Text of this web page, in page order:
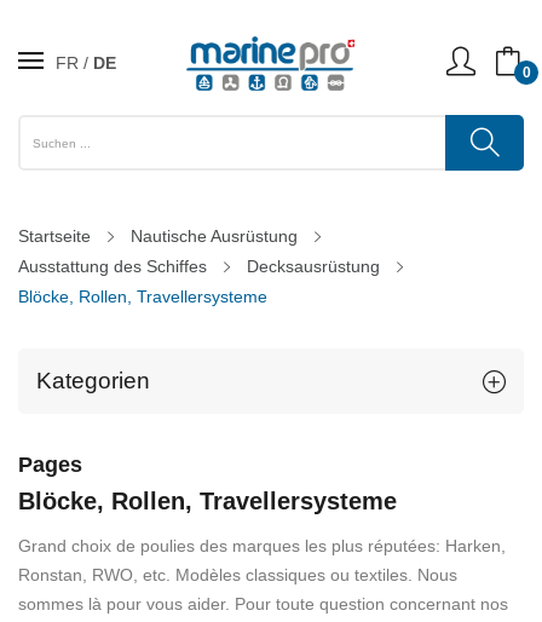
FR DE 0
Startseite
Nautische Ausrüstung
Ausstattung des Schiffes
Decksausrüstung
Blöcke, Rollen, Travellersysteme
Kategorien
Pages
Blöcke, Rollen, Travellersysteme
Grand choix de poulies des marques les plus réputées: Harken,
Ronstan, RWO, etc. Modèles classiques ou textiles. Nous
sommes là pour vous aider. Pour toute question concernant nos